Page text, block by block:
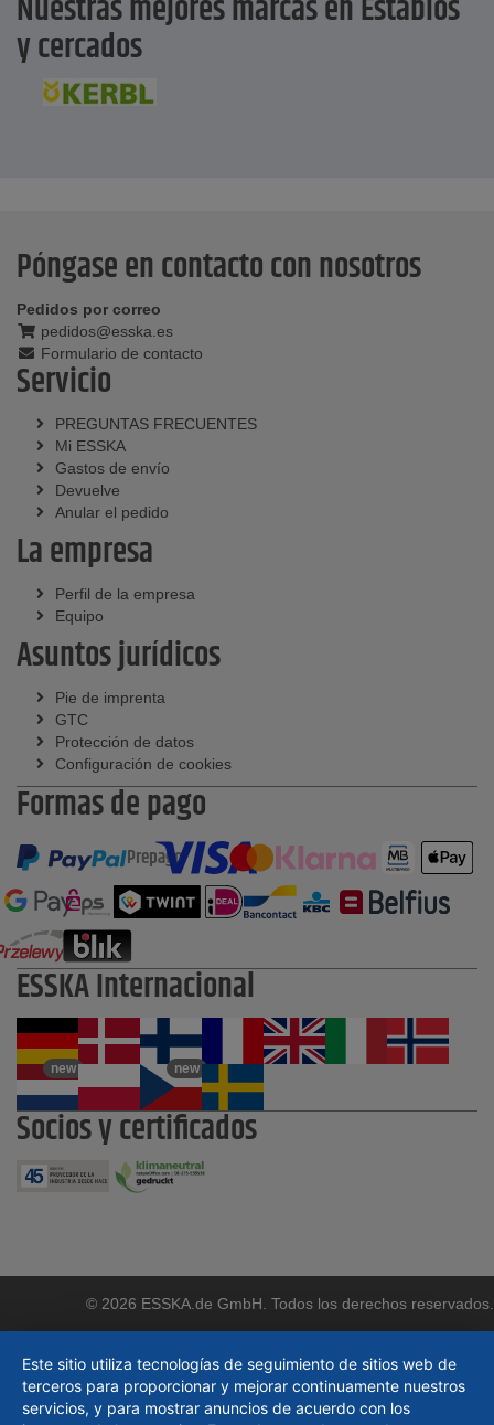
Nuestras mejores marcas en Establos
y cercados
Póngase en contacto con nosotros
Pedidos por correo
pedidos@esska.es
Formulario de contacto
Servicio
PREGUNTAS FRECUENTES
Mi ESSKA
Gastos de envío
Devuelve
Anular el pedido
La empresa
Perfil de la empresa
Equipo
Asuntos jurídicos
Pie de imprenta
GTC
Protección de datos
Configuración de cookies
Formas de pago
Prepago
ESSKA Internacional
new new
Socios y certificados
© 2026 ESSKA.de GmbH. Todos los derechos reservados.
Este sitio utiliza tecnologías de seguimiento de sitios web de
terceros para proporcionar y mejorar continuamente nuestros
servicios, y para mostrar anuncios de acuerdo con los